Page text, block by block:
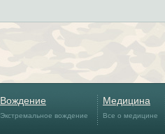
Вождение
Экстремальное вождение
Медицина
Все о медицине